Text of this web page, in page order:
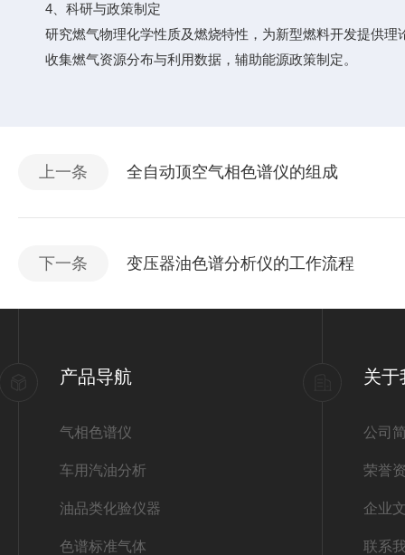
4、科研与政策制定
研究燃气物理化学性质及燃烧特性，为新型燃料开发提供理
收集燃气资源分布与利用数据，辅助能源政策制定。
上一条 全自动顶空气相色谱仪的组成
下一条 变压器油色谱分析仪的工作流程
产品导航
气相色谱仪
车用汽油分析
油品类化验仪器
色谱标准气体
关于
公司
荣誉
企业
联系